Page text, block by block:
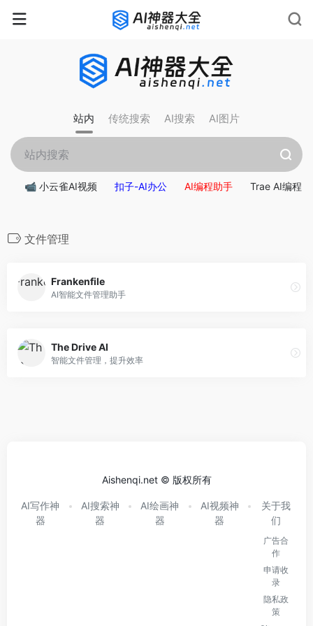
站内 传统搜索 AI搜索 AI图片
📹 小云雀AI视频 扣子-AI办公 AI编程助手 Trae AI编程
文件管理
Frankenfile
AI智能文件管理助手
The Drive AI
智能文件管理，提升效率
Aishenqi.net © 版权所有
AI写作神
器
AI搜索神
器
AI绘画神
器
AI视频神
器
关于我
们
广告合
作
申请收
录
隐私政
策